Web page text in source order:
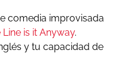
comedia improvisada
is it Anyway.
y tu capacidad de